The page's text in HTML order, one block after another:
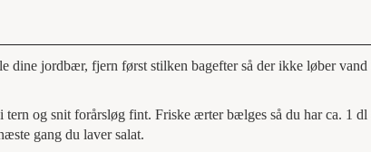
dine jordbær, fjern først stilken bagefter så der ikke løber
og snit forårsløg fint. Friske ærter bælges så du har ca. 1
gang du laver salat.